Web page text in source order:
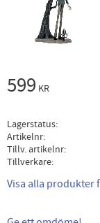
599 KR
Lagerstatus
Artikelnr
Tillv. artikelnr
Tillverkare
Visa alla produkter